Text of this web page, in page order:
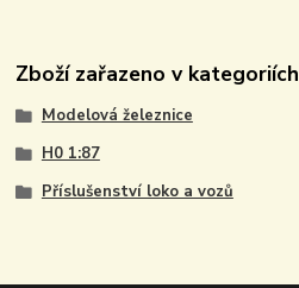
Zboží zařazeno v kategoriích
Modelová železnice
H0 1:87
Příslušenství loko a vozů